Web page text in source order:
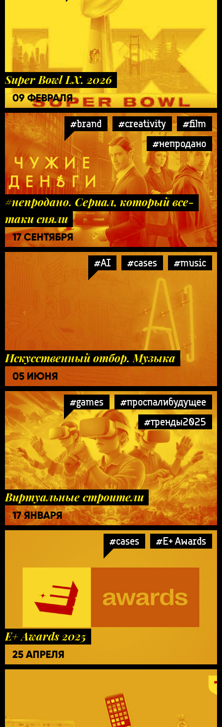
Super Bowl LX. 2026
09 ФЕВРАЛЯ
#brand #creativity
#film
#непродано
#непродано. Сериал, который все-
таки сняли
17 СЕНТЯБРЯ
#AI #cases #music
Искусственный отбор. Музыка
05 ИЮНЯ
#games
#проспалибудущее
#тренды2025
Виртуальные строители
17 ЯНВАРЯ
#cases #E+ Awards
E+ Awards 2025
25 АПРЕЛЯ